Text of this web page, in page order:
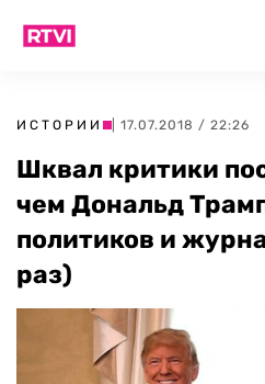
ИСТОРИИ | 17.07.2018 / 22:26
Шквал критики
чем Дональд
политиков и
раз)